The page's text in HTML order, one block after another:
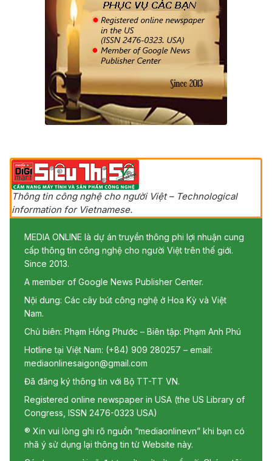
Thông tin công nghệ cho người Việt – Technological
information for Vietnamese.
MEDIA ONLINE là dự án truyền thông phi lợi nhuận cung
cấp thông tin công nghệ cho người Việt trên thế giới.
Since 2013.
A member of Google News Publisher Center.
Nội dung: Các cây bút công nghệ ở Hoa Kỳ và Việt
Nam.
Chủ biên: Phạm Hồng Phước – Biên tập: Phạm Anh Phú
Hotline tại Việt Nam: (+84) 909 280257 – email:
mediaonlinesaigon@gmail.com
Đã đăng ký thông tin với Bộ TT-TT VN.
Registered online newspaper in USA (the US Library of
Congress, ISSN 2476-0323 USA)
® Xin vui lòng ghi rõ nguồn “mediaonlinevn” khi bạn có
nhã ý sử dụng lại thông tin từ Website này.